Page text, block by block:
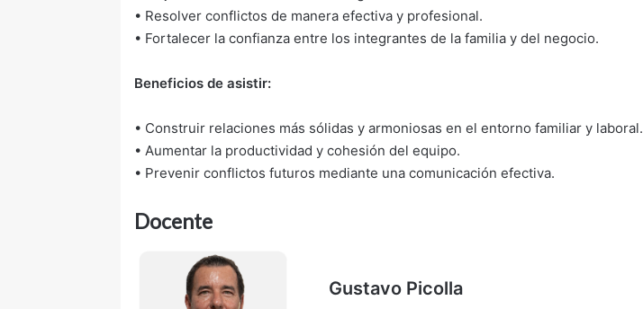
• Resolver conflictos de manera efectiva y profesional.
• Fortalecer la confianza entre los integrantes de la familia y del negocio.
Beneficios de asistir:
• Construir relaciones más sólidas y armoniosas en el entorno familiar y laboral.
• Aumentar la productividad y cohesión del equipo.
• Prevenir conflictos futuros mediante una comunicación efectiva.
Docente
Gustavo Picolla